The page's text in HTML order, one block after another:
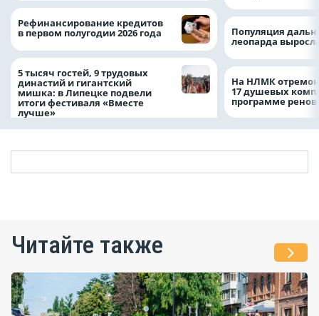
Рефинансирование кредитов
в первом полугодии 2026 года
5 тысяч гостей, 9 трудовых
династий и гигантский
мишка: в Липецке подвели
итоги фестиваля «Вместе
лучше»
Популяция
леопарда
На НЛМК
17 душевых
программе
Читайте также